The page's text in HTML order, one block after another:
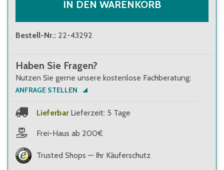
IN DEN WARENKORB
Bestell-Nr.: 22-43292
Haben Sie Fragen?
Nutzen Sie gerne unsere kostenlose Fachberatung:
ANFRAGE STELLEN
Lieferbar Lieferzeit: 5 Tage
Frei-Haus ab 200€
Trusted Shops — Ihr Käuferschutz